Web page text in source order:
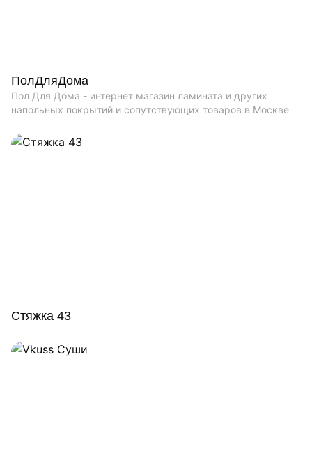
ПолДляДома
Пол Для Дома - интернет магазин ламината и других
напольных покрытий и сопутствующих товаров в Москве
Стяжка 43